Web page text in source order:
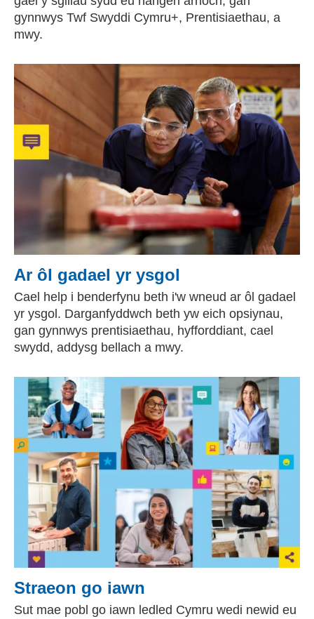
gynnwys Twf Swyddi Cymru+, Prentisiaethau, a
mwy.
Ar ôl gadael yr ysgol
Cael help i benderfynu beth i'w wneud ar ôl gadael
yr ysgol. Darganfyddwch beth yw eich opsiynau,
gan gynnwys prentisiaethau, hyfforddiant, cael
swydd, addysg bellach a mwy.
Straeon go iawn
Sut mae pobl go iawn ledled Cymru wedi newid eu